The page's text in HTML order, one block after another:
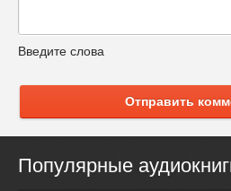
Введите слова
Отправить
Популярные